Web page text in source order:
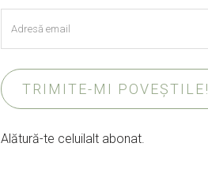
email
TRIMITE-MI POVEȘTILE!
Alătură-te celuilalt abonat.